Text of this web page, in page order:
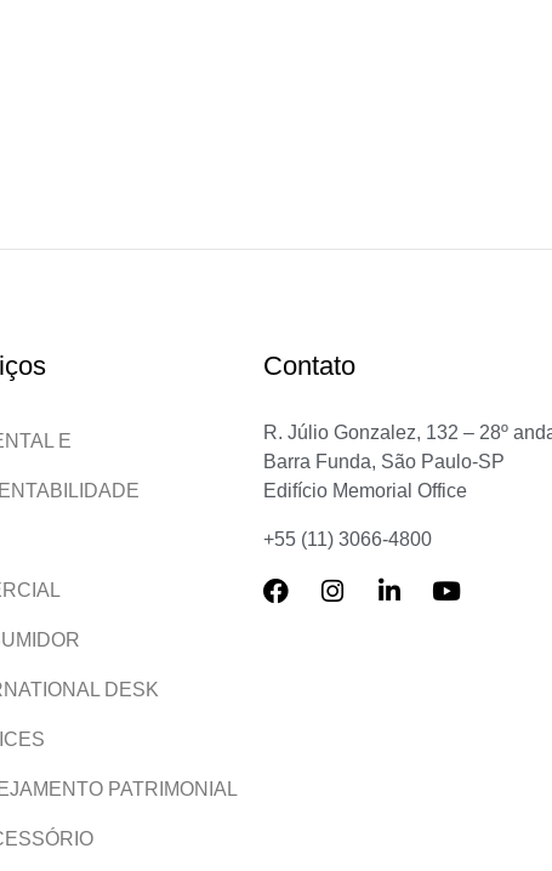
E
DESK
PATRIMONIAL
Contato
R. Júlio Gonzalez, 132 – 28º
Barra Funda, São Paulo-SP
Edifício Memorial Office
+55 (11) 3066-4800